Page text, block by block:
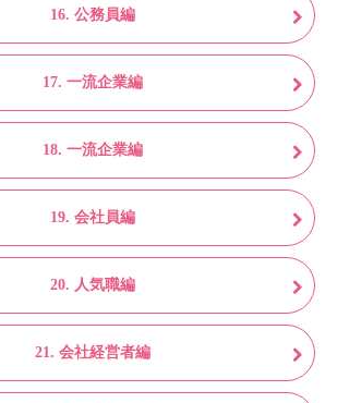
16. 公務員編
17. 一流企業編
18. 一流企業編
19. 会社員編
20. 人気職編
21. 会社経営者編